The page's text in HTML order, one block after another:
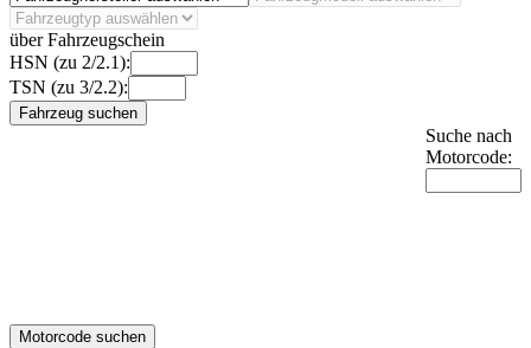
über Fahrzeugschein
HSN (zu 2/2.1):
TSN (zu 3/2.2):
Fahrzeug suchen
Suche nach
Motorcode:
Motorcode suchen